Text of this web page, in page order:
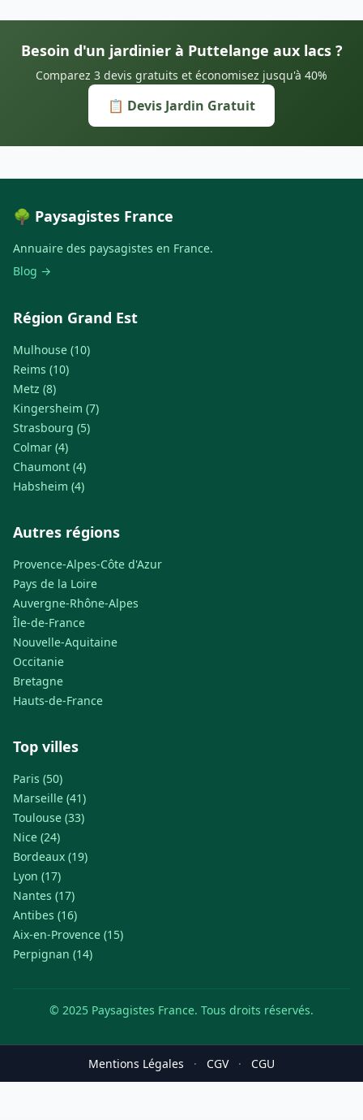
Besoin d'un jardinier à Puttelange aux lacs ?
Comparez 3 devis gratuits et économisez jusqu'à 40%
📋 Devis Jardin Gratuit
🌳 Paysagistes France
Annuaire des paysagistes en France.
Blog →
Région Grand Est
Mulhouse (10)
Reims (10)
Metz (8)
Kingersheim (7)
Strasbourg (5)
Colmar (4)
Chaumont (4)
Habsheim (4)
Autres régions
Provence-Alpes-Côte d'Azur
Pays de la Loire
Auvergne-Rhône-Alpes
Île-de-France
Nouvelle-Aquitaine
Occitanie
Bretagne
Hauts-de-France
Top villes
Paris (50)
Marseille (41)
Toulouse (33)
Nice (24)
Bordeaux (19)
Lyon (17)
Nantes (17)
Antibes (16)
Aix-en-Provence (15)
Perpignan (14)
© 2025 Paysagistes France. Tous droits réservés.
Mentions Légales · CGV · CGU